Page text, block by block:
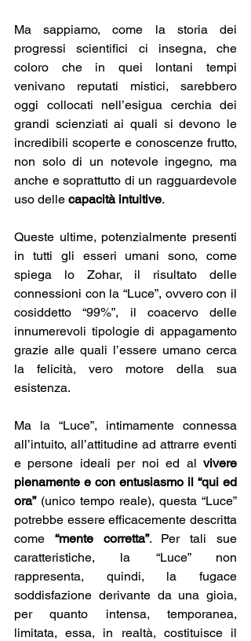
Ma sappiamo, come la storia dei
progressi scientifici ci insegna, che
coloro che in quei lontani tempi
venivano reputati mistici, sarebbero
oggi collocati nell’esigua cerchia dei
grandi scienziati ai quali si devono le
incredibili scoperte e conoscenze frutto,
non solo di un notevole ingegno, ma
anche e soprattutto di un ragguardevole
uso delle capacità intuitive.
Queste ultime, potenzialmente presenti
in tutti gli esseri umani sono, come
spiega lo Zohar, il risultato delle
connessioni con la “Luce”, ovvero con il
cosiddetto “99%”, il coacervo delle
innumerevoli tipologie di appagamento
grazie alle quali l’essere umano cerca
la felicità, vero motore della sua
esistenza.
Ma la “Luce”, intimamente connessa
all’intuito, all’attitudine ad attrarre eventi
e persone ideali per noi ed al vivere
pienamente e con entusiasmo il “qui ed
ora” (unico tempo reale), questa “Luce”
potrebbe essere efficacemente descritta
come “mente corretta”. Per tali sue
caratteristiche, la “Luce” non
rappresenta, quindi, la fugace
soddisfazione derivante da una gioia,
per quanto intensa, temporanea,
limitata, essa, in realtà, costituisce il